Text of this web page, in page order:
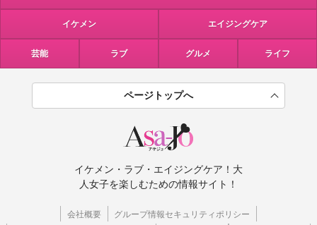
イケメン エイジングケア
芸能 ラブ グルメ ライフ
ページトップへ
イケメン・ラブ・エイジングケア！大
人女子を楽しむための情報サイト！
会社概要 グループ情報セキュリティポリシー